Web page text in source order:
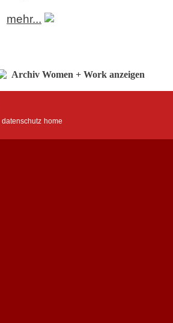
mehr...
Archiv Women + Work anzeigen
datenschutz home